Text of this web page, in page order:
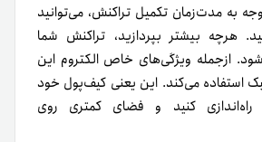
به مدت‌زمان تکمیل تراکنش، می‌توانید
هر‌چه بیشتر بپردازید، تراکنش شما
ازجمله ویژگی‌های خاص الکتروم این
استفاده می‌کند. این یعنی کیف‌پول خود
راه‌اندازی کنید و فضای کمتری روی